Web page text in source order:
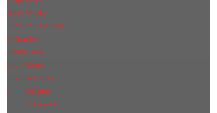
Issey Miyake
Jean Paul Gaultier
Jil Sander
Jimmi Choo
Jое Malоnе
Joaquin Cortes
John Galliano
John Richmond